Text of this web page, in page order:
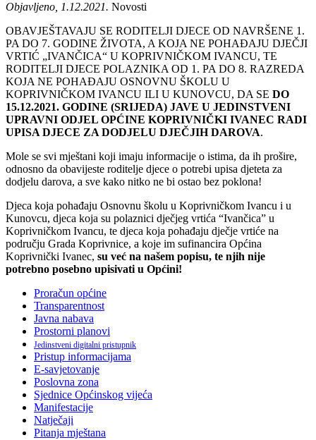
Objavljeno, 1.12.2021. Novosti
OBAVJEŠTAVAJU SE RODITELJI DJECE OD NAVRŠENE 1.
PA DO 7. GODINE ŽIVOTA, A KOJA NE POHAĐAJU DJEČJI
VRTIĆ „IVANČICA“ U KOPRIVNIČKOM IVANCU, TE
RODITELJI DJECE POLAZNIKA OD 1. PA DO 8. RAZREDA
KOJA NE POHAĐAJU OSNOVNU ŠKOLU U
KOPRIVNIČKOM IVANCU ILI U KUNOVCU, DA SE DO
15.12.2021. GODINE (SRIJEDA) JAVE U JEDINSTVENI
UPRAVNI ODJEL OPĆINE KOPRIVNIČKI IVANEC RADI
UPISA DJECE ZA DODJELU DJEČJIH DAROVA.
Mole se svi mještani koji imaju informacije o istima, da ih prošire,
odnosno da obavijeste roditelje djece o potrebi upisa djeteta za
dodjelu darova, a sve kako nitko ne bi ostao bez poklona!
Djeca koja pohađaju Osnovnu školu u Koprivničkom Ivancu i u
Kunovcu, djeca koja su polaznici dječjeg vrtića “Ivančica” u
Koprivničkom Ivancu, te djeca koja pohađaju dječje vrtiće na
području Grada Koprivnice, a koje im sufinancira Općina
Koprivnički Ivanec, su već na našem popisu, te njih nije
potrebno posebno upisivati u Općini!
Proračun općine
Transparentnost
Javna nabava
Prostorni planovi
Jedinstveni digitalni pristupnik
Pristup informacijama
E-savjetovanje
Poslovna zona
Sjednice Općinskog vijeća
Manifestacije
Natječaji
Pitanja mještana